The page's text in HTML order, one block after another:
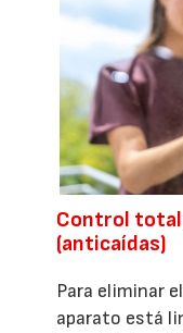
Control total
(anticaídas)
Para eliminar
aparato está